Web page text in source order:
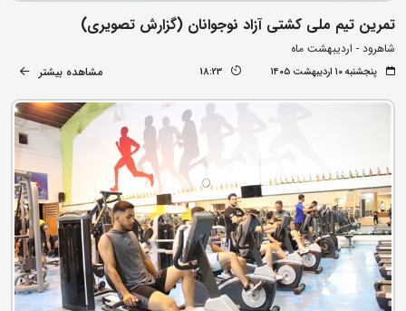
تمرین تیم ملی کشتی آزاد نوجوانان (گزارش تصویری)
شاهرود - اردیبهشت ماه
پنجشنبه ۱۰ اردیبهشت ۱۴۰۵ 18:23 مشاهده بیشتر